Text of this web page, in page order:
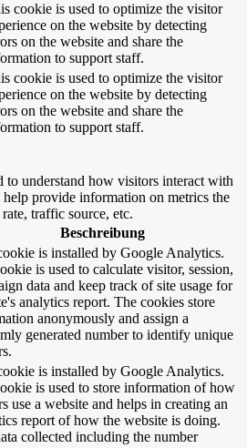
cookie is used to optimize the visitor
on the website by detecting
on the website and share the
to support staff.
cookie is used to optimize the visitor
on the website by detecting
on the website and share the
to support staff.
to understand how visitors interact with
provide information on metrics the
traffic source, etc.
Beschreibung
is installed by Google Analytics.
is used to calculate visitor, session,
data and keep track of site usage for
analytics report. The cookies store
anonymously and assign a
generated number to identify unique
is installed by Google Analytics.
is used to store information of how
use a website and helps in creating an
report of how the website is doing.
collected including the number